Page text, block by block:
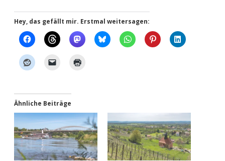
Hey, das gefällt mir. Erstmal weitersagen:
Ähnliche Beiträge